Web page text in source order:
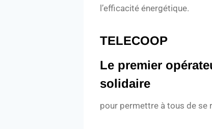
l’efficacité énergétique.
TELECOOP
Le premier
solidaire
pour permettre à tous de se